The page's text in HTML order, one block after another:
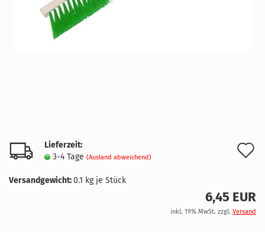
Lieferzeit:
3-4 Tage (Ausland abweichend)
Versandgewicht:0.1 kg je Stück
6,45 EUR
inkl. 19% MwSt. zzgl. Versand